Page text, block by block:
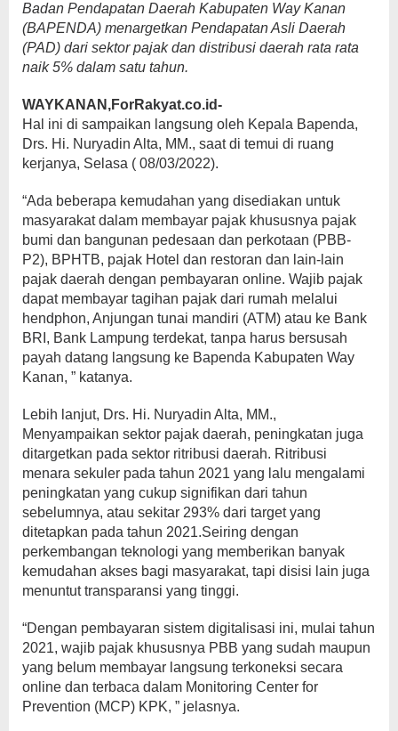
Badan Pendapatan Daerah Kabupaten Way Kanan
(BAPENDA) menargetkan Pendapatan Asli Daerah
(PAD) dari sektor pajak dan distribusi daerah rata rata
naik 5% dalam satu tahun.
WAYKANAN,ForRakyat.co.id-
Hal ini di sampaikan langsung oleh Kepala Bapenda,
Drs. Hi. Nuryadin Alta, MM., saat di temui di ruang
kerjanya, Selasa ( 08/03/2022).
“Ada beberapa kemudahan yang disediakan untuk
masyarakat dalam membayar pajak khususnya pajak
bumi dan bangunan pedesaan dan perkotaan (PBB-
P2), BPHTB, pajak Hotel dan restoran dan lain-lain
pajak daerah dengan pembayaran online. Wajib pajak
dapat membayar tagihan pajak dari rumah melalui
hendphon, Anjungan tunai mandiri (ATM) atau ke Bank
BRI, Bank Lampung terdekat, tanpa harus bersusah
payah datang langsung ke Bapenda Kabupaten Way
Kanan, ” katanya.
Lebih lanjut, Drs. Hi. Nuryadin Alta, MM.,
Menyampaikan sektor pajak daerah, peningkatan juga
ditargetkan pada sektor ritribusi daerah. Ritribusi
menara sekuler pada tahun 2021 yang lalu mengalami
peningkatan yang cukup signifikan dari tahun
sebelumnya, atau sekitar 293% dari target yang
ditetapkan pada tahun 2021.Seiring dengan
perkembangan teknologi yang memberikan banyak
kemudahan akses bagi masyarakat, tapi disisi lain juga
menuntut transparansi yang tinggi.
“Dengan pembayaran sistem digitalisasi ini, mulai tahun
2021, wajib pajak khususnya PBB yang sudah maupun
yang belum membayar langsung terkoneksi secara
online dan terbaca dalam Monitoring Center for
Prevention (MCP) KPK, ” jelasnya.